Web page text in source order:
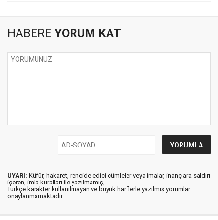
HABERE YORUM KAT
UYARI: Küfür, hakaret, rencide edici cümleler veya imalar, inançlara saldırı
içeren, imla kuralları ile yazılmamış,
Türkçe karakter kullanılmayan ve büyük harflerle yazılmış yorumlar
onaylanmamaktadır.